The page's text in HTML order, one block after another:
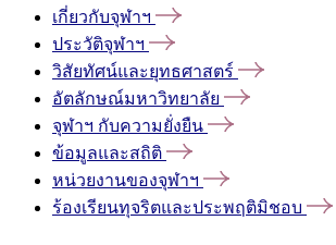
เกี่ยวกับจุฬาฯ
ประวัติจุฬาฯ
วิสัยทัศน์และยุทธศาสตร์
อัตลักษณ์มหาวิทยาลัย
จุฬาฯ กับความยั่งยืน
ข้อมูลและสถิติ
หน่วยงานของจุฬาฯ
ร้องเรียนทุจริตและประพฤติมิชอบ